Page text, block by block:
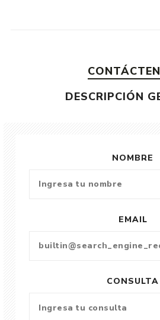
DESCRIPCIÓN
NOMBRE
EMAIL
CONSULTA